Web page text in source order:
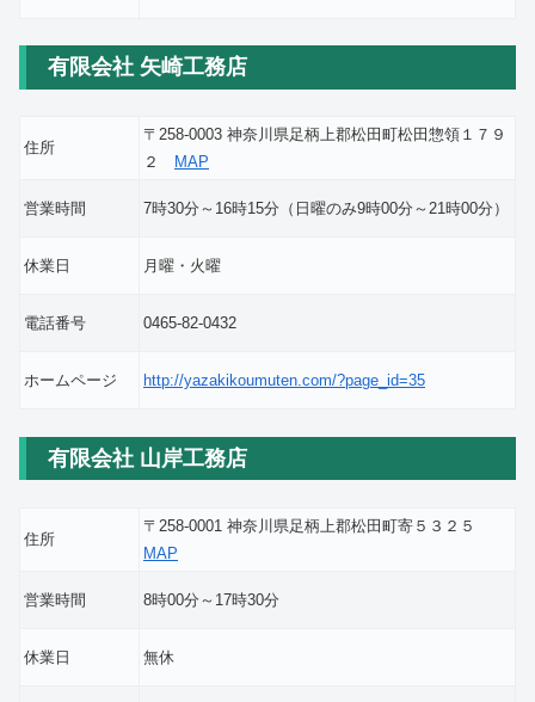
有限会社 矢崎工務店
住所
〒258-0003 神奈川県足柄上郡松田町松田惣領１７９
２
MAP
営業時間 7時30分～16時15分（日曜のみ9時00分～21時00分）
休業日 月曜・火曜
電話番号 0465-82-0432
ホームページ http://yazakikoumuten.com/?page_id=35
有限会社 山岸工務店
住所
〒258-0001 神奈川県足柄上郡松田町寄５３２５
MAP
営業時間 8時00分～17時30分
休業日 無休